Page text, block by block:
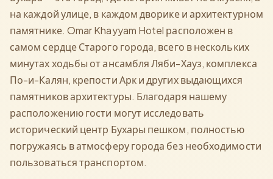
на каждой улице, в каждом дворике и архитектурном
памятнике. Omar Khayyam Hotel расположен в
самом сердце Старого города, всего в нескольких
минутах ходьбы от ансамбля Ляби-Хауз, комплекса
По-и-Калян, крепости Арк и других выдающихся
памятников архитектуры. Благодаря нашему
расположению гости могут исследовать
исторический центр Бухары пешком, полностью
погружаясь в атмосферу города без необходимости
пользоваться транспортом.